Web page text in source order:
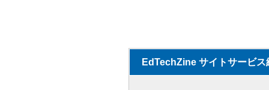
EdTechZine サイトサービス